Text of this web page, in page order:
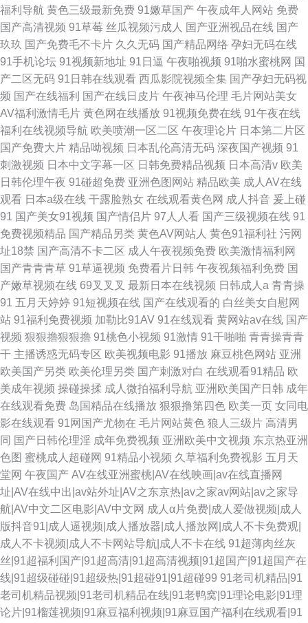
福利导航 黄色三级最新免费 91嫩草国产 午夜成年人网站 免费
国产高清视频 91草莓 丝瓜视频污成人 国产亚洲视品在线 国产
玖玖 国产免费毛不卡片 久久无码 国产精品网络 孕妇无码在线
91手机论坛 91视频新地址 91日逼 午夜啪视频 91啪水蜜桃网 国
产二区无码 91日韩在线观看 西瓜影院视频全集 国产孕妇无码视
频 国产在线福利 国产在线日皮片 午夜神马伦理 毛片网站美女
AV福利激情毛片 黄色网在线播放 91视频免费在线 91午夜在线
福利在线视频导航 欧美喷潮一区二区 午夜理论片 日本第二片区
国产免费大片 精品呦视频 日本乱伦高清无码 深夜国产视频 91
刺激视频 日本中文字幕一区 日韩免费精品视频 日本高清v 欧美
日韩伦理午夜 91碰超免费 亚洲色图网站 精品欧美 成人AV在线
观看 日本a级在线 干露脸熟女 在线观看黄色网 成人抖音 爰上碰
91 国产美女91视频 国产情侣片 97人人看 国产三级视频在线 91
免费视频精品 国产精品另类 黄色AV网站人 黄色91福利社 污网
址18禁 国产高清不卡二区 成人午夜视频免费 欧美激情福利网
国产青青青草 91草逼视频 免费看片日韩 午夜视频福利免费 国
产嫩草视频在线 69叉叉叉 最新日本在线视频 日韩成人a 青青操
91 五月天婷婷 91短视频在线 国产在线观看的 白丝美女自慰网
站 91福利免费视频 加勒比91AV 91在线观看 黄网站av在线 国产
视频 狠狠擼狠狠擼 91桃色小视频 91激情 91干啪啪 青青操青青
干 主播诱惑无码专区 欧美视频电影 91播放 麻豆桃色网站 亚洲
欧美国产另类 欧美伦理另类 国产刺激对白 在线观看91精品 欧
美成年视频 操碰操揉 成人微拍福利导航 亚洲欧美国产日韩 成年
在线观看免费 岛国精品在线播放 狠狠撸第四色 欧美一页 女同电
影在线观看 91网国产尤物在 毛片网站黄色 狼人三级片 高清男
同 国产日韩伦理淫 成年免费视频 亚洲欧美中文视频 东京热亚洲
色图 蜜桃成人超碰网 91精品小视频 久草福利免费视影 五月天
堂网 午夜国产 AV在线亚洲蜜桃|AV在线映画|av在线直播网
址|AV在线中出|av站外址|AV之东京热|av之家av网站|av之家导
航|AV中文二区电影|AV中文网 成人α片免费|成人爱做视频|成人
版抖音91|成人逼视频|成人播放器|成人播放网|成人不卡免费观|
成人不卡视频|成人不卡网站导航|成人不卡在线 91超薄肉丝灰
丝|91超福利国产|91超高清|91超高清视频|91超国产|91超国产在
线|91超级碰碰|91超级热|91超碰91|91超碰99 91老司机精品|91
老司机精品视频|91老司机精品在线|91老鸭窝|91理论电影|91理
论片|91榴莲视频|91麻豆福利视频|91麻豆国产福利在线观看|91